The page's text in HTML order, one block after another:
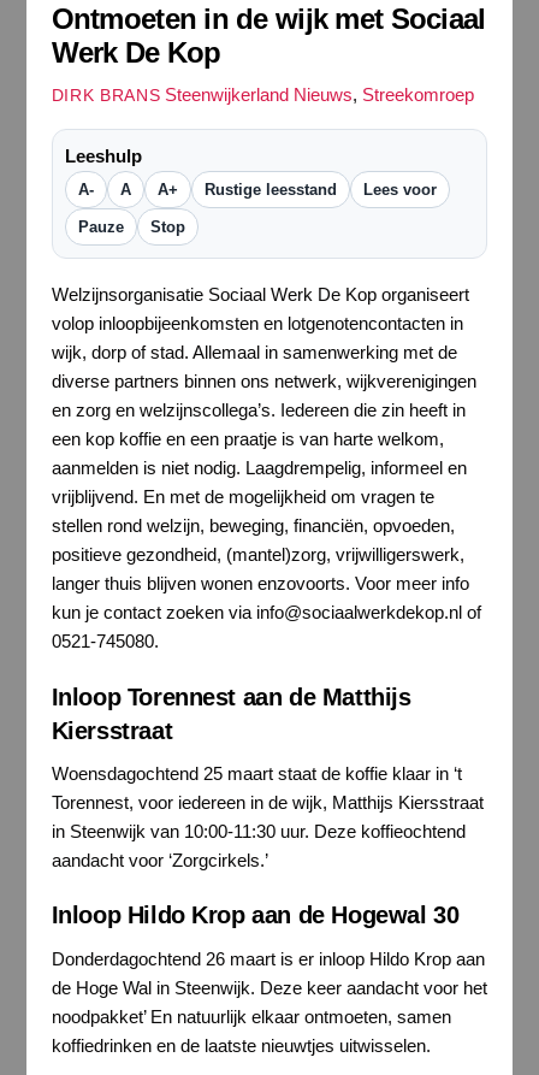
Ontmoeten in de wijk met Sociaal
Werk De Kop
DIRK BRANS Steenwijkerland Nieuws, Streekomroep
Leeshulp
A- A A+ Rustige leesstand Lees voor
Pauze Stop
Welzijnsorganisatie Sociaal Werk De Kop organiseert
volop inloopbijeenkomsten en lotgenotencontacten in
wijk, dorp of stad. Allemaal in samenwerking met de
diverse partners binnen ons netwerk, wijkverenigingen
en zorg en welzijnscollega’s. Iedereen die zin heeft in
een kop koffie en een praatje is van harte welkom,
aanmelden is niet nodig. Laagdrempelig, informeel en
vrijblijvend. En met de mogelijkheid om vragen te
stellen rond welzijn, beweging, financiën, opvoeden,
positieve gezondheid, (mantel)zorg, vrijwilligerswerk,
langer thuis blijven wonen enzovoorts. Voor meer info
kun je contact zoeken via info@sociaalwerkdekop.nl of
0521-745080.
Inloop Torennest aan de Matthijs
Kiersstraat
Woensdagochtend 25 maart staat de koffie klaar in ‘t
Torennest, voor iedereen in de wijk, Matthijs Kiersstraat
in Steenwijk van 10:00-11:30 uur. Deze koffieochtend
aandacht voor ‘Zorgcirkels.’
Inloop Hildo Krop aan de Hogewal 30
Donderdagochtend 26 maart is er inloop Hildo Krop aan
de Hoge Wal in Steenwijk. Deze keer aandacht voor het
noodpakket’ En natuurlijk elkaar ontmoeten, samen
koffiedrinken en de laatste nieuwtjes uitwisselen.